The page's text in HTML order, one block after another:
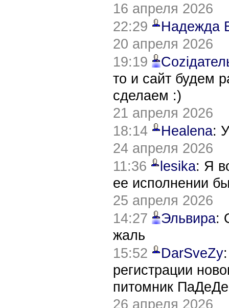
16 апреля 2026
22:29
Надежда
20 апреля 2026
19:19
то и сайт будем
сделаем :)
21 апреля 2026
18:14
Healena:
24 апреля 2026
11:36
lesika: Я
ее исполнении
25 апреля 2026
14:27
Эльвира:
жаль
15:52
DarSveZy
регистрации
питомник
26 апреля 2026